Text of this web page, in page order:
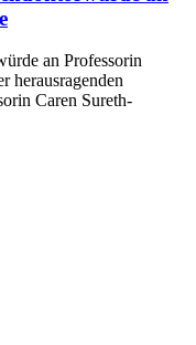
an Professorin
herausragenden
Caren Sureth-